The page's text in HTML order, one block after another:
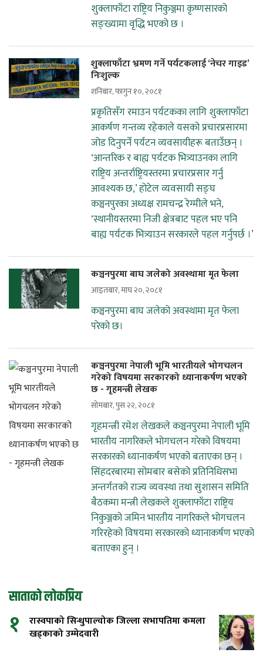
शुक्लाफाँटा राष्ट्रिय निकुञ्जमा कृष्णसारको
सङ्ख्यामा वृद्धि भएको छ ।
शुक्लाफाँटा भ्रमण गर्ने पर्यटकलाई ‘नेचर गाइड’
निःशुल्क
शनिबार, फागुन १०, २०८१
प्रकृतिसँग रमाउन पर्यटकका लागि शुक्लाफाँटा
आकर्षण गन्तव्य रहेकाले यसको प्रचारप्रसारमा
जोड दिनुपर्ने पर्यटन व्यवसायीहरू बताउँछन् ।
‘आन्तरिक र बाह्य पर्यटक भित्र्याउनका लागि
राष्ट्रिय अन्तर्राष्ट्रियस्तरमा प्रचारप्रसार गर्नु
आवश्यक छ,’ होटेल व्यवसायी सङ्घ
कञ्चनपुरका अध्यक्ष रामचन्द्र रेग्मीले भने,
‘स्थानीयस्तरमा निजी क्षेत्रबाट पहल भए पनि
बाह्य पर्यटक भित्र्याउन सरकारले पहल गर्नुपर्छ ।’
कञ्चनपुरमा बाघ जलेको अवस्थामा मृत फेला
आइतबार, माघ २०, २०८१
कञ्चनपुरमा बाघ जलेको अवस्थामा मृत फेला
परेको छ।
कञ्चनपुरमा नेपाली भूमि भारतीयले भोगचलन
गरेको विषयमा सरकारको ध्यानाकर्षण भएको
छ - गृहमन्त्री लेखक
सोमबार, पुस २२, २०८१
गृहमन्त्री रमेश लेखकले कञ्चनपुरमा नेपाली भूमि
भारतीय नागरिकले भोगचलन गरेको विषयमा
सरकारको ध्यानाकर्षण भएको बताएका छन् ।
सिंहदरबारमा सोमबार बसेको प्रतिनिधिसभा
अन्तर्गतको राज्य व्यवस्था तथा सुशासन समिति
बैठकमा मन्त्री लेखकले शुक्लाफाँटा राष्ट्रिय
निकुञ्जको जमिन भारतीय नागरिकले भोगचलन
गरिरहेको विषयमा सरकारको ध्यानाकर्षण भएको
बताएका हुन् ।
साताको लोकप्रिय
१
रास्वपाको सिन्धुपाल्चोक जिल्ला सभापतिमा कमला
खड्काको उम्मेदवारी